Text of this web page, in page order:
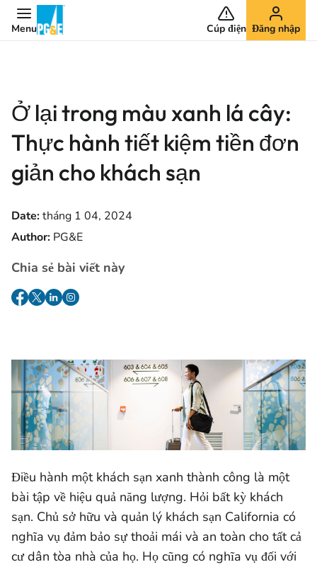
Menu Cúp điện Đăng nhập
Ở lại trong màu xanh lá cây:
Thực hành tiết kiệm tiền đơn
giản cho khách sạn
Date:tháng 1 04, 2024
Author: PG&E
Chia sẻ bài viết này
Điều hành một khách sạn xanh thành công là một
bài tập về hiệu quả năng lượng. Hỏi bất kỳ khách
sạn. Chủ sở hữu và quản lý khách sạn California có
nghĩa vụ đảm bảo sự thoải mái và an toàn cho tất cả
cư dân tòa nhà của họ. Họ cũng có nghĩa vụ đối với